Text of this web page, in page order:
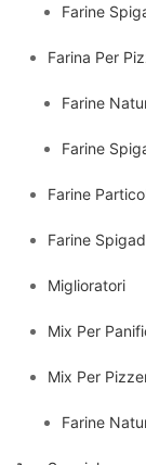
Farine
Farina Per
Farine
Farine
Farine
Farine
Miglioratori
Mix Per
Mix Per
Farine